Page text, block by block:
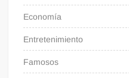
Economía
Entretenimiento
Famosos